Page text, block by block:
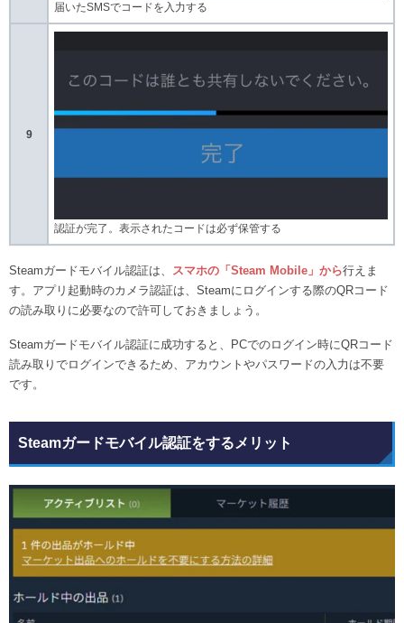
届いたSMSでコードを入力する
9
認証が完了。表示されたコードは必ず保管する
Steamガードモバイル認証は、 スマホの「Steam Mobile」から行えま
す。アプリ起動時のカメラ認証は、Steamにログインする際のQRコード
の読み取りに必要なので許可しておきましょう。
Steamガードモバイル認証に成功すると、PCでのログイン時にQRコード
読み取りでログインできるため、アカウントやパスワードの入力は不要
です。
Steamガードモバイル認証をするメリット